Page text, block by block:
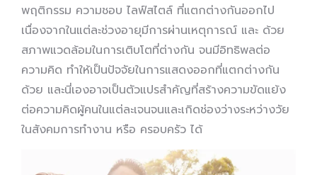
พฤติกรรม ความชอบ ไลฟ์สไตล์ ที่แตกต่างกันออกไป
เนื่องจากในแต่ละช่วงอายุมีการผ่านเหตุการณ์ และ ด้วย
สภาพแวดล้อมในการเติบโตที่ต่างกัน จนมีอิทธิพลต่อ
ความคิด ทำให้เป็นปัจจัยในการแสดงออกที่แตกต่างกัน
ด้วย และนี่เองอาจเป็นตัวแปรสำคัญที่สร้างความขัดแย้ง
ต่อความคิดผู้คนในแต่ละเจนจนและเกิดช่องว่างระหว่างวัย
ในสังคมการทำงาน หรือ ครอบครัว ได้